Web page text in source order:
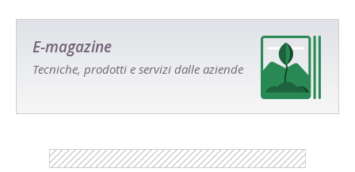
E-magazine
Tecniche, prodotti e servizi dalle aziende